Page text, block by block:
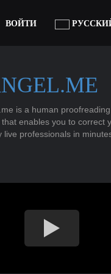
ВОЙТИ
is a human proofreading
enables you to correct
live professionals in